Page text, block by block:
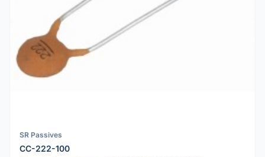
SR Passives
CC-222-100